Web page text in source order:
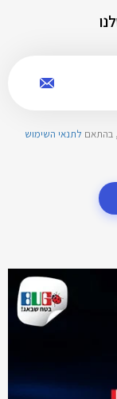
בהתאם לתנאי השימוש